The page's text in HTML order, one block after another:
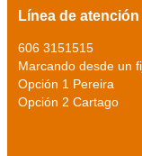
Línea de atención
606 3151515
Marcando desde un
Opción 1 Pereira
Opción 2 Cartago